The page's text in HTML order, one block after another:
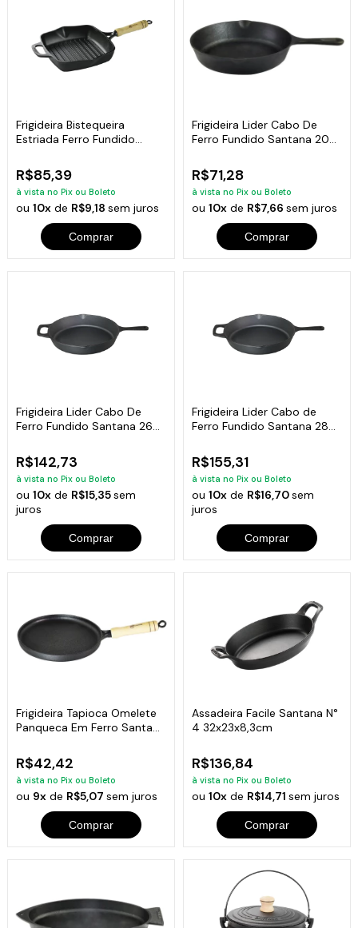
Frigideira Bistequeira
Estriada Ferro Fundido
R$85,39
à vista no Pix ou Boleto
ou10x de R$9,18sem juros
Comprar
Frigideira Lider Cabo De
Ferro Fundido Santana 20
R$71,28
à vista no Pix ou Boleto
ou 10xde R$7,66 sem juros
Comprar
Frigideira Lider Cabo De
Ferro Fundido Santana 26
R$142,73
à vista no Pix ou Boleto
ou10x de R$15,35sem
juros
Comprar
Frigideira Lider Cabo de
Ferro Fundido Santana 28
R$155,31
à vista no Pix ou Boleto
ou 10xde R$16,70sem
juros
Comprar
Frigideira Tapioca Omelete
Panqueca Em Ferro Santana
R$42,42
à vista no Pix ou Boleto
ou 9x de R$5,07sem juros
Comprar
Assadeira Facile Santana N°
4 32x23x8,3cm
R$136,84
à vista no Pix ou Boleto
ou 10xde R$14,71 sem juros
Comprar